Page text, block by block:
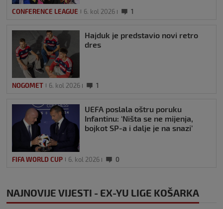
CONFERENCE LEAGUE 6. kol 2026 1
Hajduk je predstavio novi retro
dres
NOGOMET 6. kol 2026 1
UEFA poslala oštru poruku
Infantinu: ‘Ništa se ne mijenja,
bojkot SP-a i dalje je na snazi’
FIFA WORLD CUP 6. kol 2026 0
NAJNOVIJE VIJESTI - EX-YU LIGE KOŠARKA